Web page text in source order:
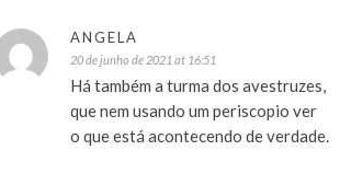
ANGELA
20 de junho de 2021 at 16:51
Há também a turma dos avestruzes,
que nem usando um periscopio ver
o que está acontecendo de verdade.